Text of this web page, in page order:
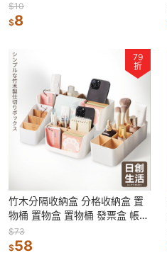
籃子 錢幣籃 零件專用籃 硬幣盒
$10
$8
79
折
竹木分隔收納盒 分格收納盒 置
物桶 置物盒 置物桶 發票盒 帳單
收納盒 單據收納盒 格子收納盒
$73
$58